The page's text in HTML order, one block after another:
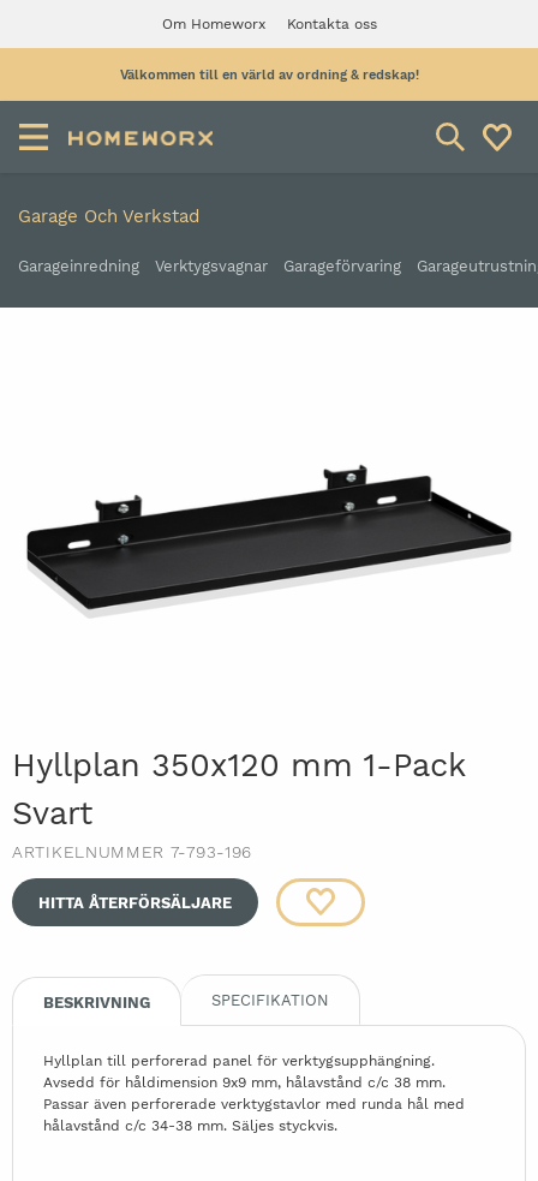
Om Homeworx Kontakta oss
Välkommen till en värld av ordning & redskap!
Garage Och Verkstad
Garageinredning Verktygsvagnar Garageförvaring
Hyllplan 350x120 mm 1-Pack
Svart
ARTIKELNUMMER 7-793-196
HITTA ÅTERFÖRSÄLJARE
BESKRIVNING SPECIFIKATION
Hyllplan till perforerad panel för verktygsupphängning.
Avsedd för håldimension 9x9 mm, hålavstånd c/c 38 mm.
Passar även perforerade verktygstavlor med runda hål med
hålavstånd c/c 34-38 mm. Säljes styckvis.